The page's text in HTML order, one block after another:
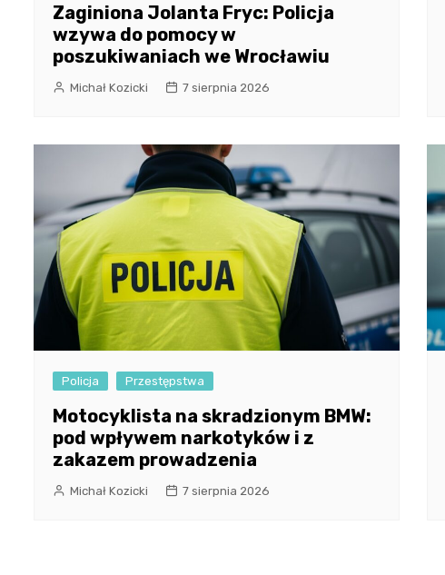
Zaginiona Jolanta Fryc: Policja
wzywa do pomocy w
poszukiwaniach we Wrocławiu
Michał Kozicki 7 sierpnia 2026
Policja Przestępstwa
Motocyklista na skradzionym BMW:
pod wpływem narkotyków i z
zakazem prowadzenia
Michał Kozicki 7 sierpnia 2026